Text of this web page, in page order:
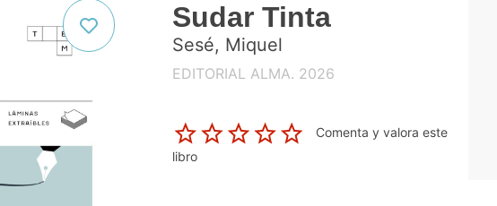
Sudar Tinta
Sesé, Miquel
EDITORIAL ALMA. 2026
Comenta y valora este
libro